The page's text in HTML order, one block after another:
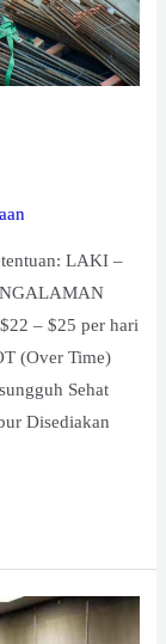
LAKI –
– $25 per hari
(Over Time)
Sehat
Disediakan